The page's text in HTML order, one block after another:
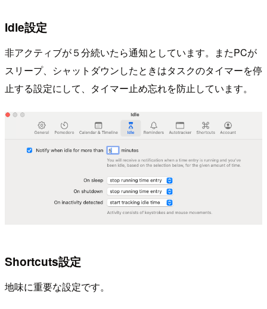
Idle設定
非アクティブが５分続いたら通知としています。またPCが
スリープ、シャットダウンしたときはタスクのタイマーを停
止する設定にして、タイマー止め忘れを防止しています。
Shortcuts設定
地味に重要な設定です。